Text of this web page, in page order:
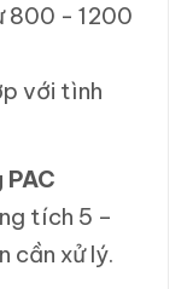
800 - 1200
với tình
tích 5 –
cần xử lý.